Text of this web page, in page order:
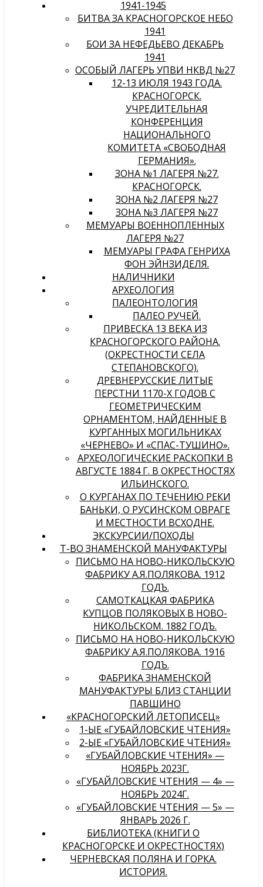
1941-1945
БИТВА ЗА КРАСНОГОРСКОЕ НЕБО
1941
БОИ ЗА НЕФЕДЬЕВО ДЕКАБРЬ
1941
ОСОБЫЙ ЛАГЕРЬ УПВИ НКВД №27
12-13 ИЮЛЯ 1943 ГОДА.
КРАСНОГОРСК.
УЧРЕДИТЕЛЬНАЯ
КОНФЕРЕНЦИЯ
НАЦИОНАЛЬНОГО
КОМИТЕТА «СВОБОДНАЯ
ГЕРМАНИЯ».
ЗОНА №1 ЛАГЕРЯ №27.
КРАСНОГОРСК.
ЗОНА №2 ЛАГЕРЯ №27
ЗОНА №3 ЛАГЕРЯ №27
МЕМУАРЫ ВОЕННОПЛЕННЫХ
ЛАГЕРЯ №27
МЕМУАРЫ ГРАФА ГЕНРИХА
ФОН ЭЙНЗИДЕЛЯ.
НАЛИЧНИКИ
АРХЕОЛОГИЯ
ПАЛЕОНТОЛОГИЯ
ПАЛЕО РУЧЕЙ.
ПРИВЕСКА 13 ВЕКА ИЗ
КРАСНОГОРСКОГО РАЙОНА.
(ОКРЕСТНОСТИ СЕЛА
СТЕПАНОВСКОГО).
ДРЕВНЕРУССКИЕ ЛИТЫЕ
ПЕРСТНИ 1170-Х ГОДОВ С
ГЕОМЕТРИЧЕСКИМ
ОРНАМЕНТОМ, НАЙДЕННЫЕ В
КУРГАННЫХ МОГИЛЬНИКАХ
«ЧЕРНЕВО» И «СПАС-ТУШИНО».
АРХЕОЛОГИЧЕСКИЕ РАСКОПКИ В
АВГУСТЕ 1884 Г. В ОКРЕСТНОСТЯХ
ИЛЬИНСКОГО.
О КУРГАНАХ ПО ТЕЧЕНИЮ РЕКИ
БАНЬКИ, О РУСИНСКОМ ОВРАГЕ
И МЕСТНОСТИ ВСХОДНЕ.
ЭКСКУРСИИ/ПОХОДЫ
Т-ВО ЗНАМЕНСКОЙ МАНУФАКТУРЫ
ПИСЬМО НА НОВО-НИКОЛЬСКУЮ
ФАБРИКУ А.Я.ПОЛЯКОВА. 1912
ГОДЪ.
САМОТКАЦКАЯ ФАБРИКА
КУПЦОВ ПОЛЯКОВЫХ В НОВО-
НИКОЛЬСКОМ. 1882 ГОДЪ.
ПИСЬМО НА НОВО-НИКОЛЬСКУЮ
ФАБРИКУ А.Я.ПОЛЯКОВА. 1916
ГОДЪ.
ФАБРИКА ЗНАМЕНСКОЙ
МАНУФАКТУРЫ БЛИЗ СТАНЦИИ
ПАВШИНО
«КРАСНОГОРСКИЙ ЛЕТОПИСЕЦ»
1-ЫЕ «ГУБАЙЛОВСКИЕ ЧТЕНИЯ»
2-ЫЕ «ГУБАЙЛОВСКИЕ ЧТЕНИЯ»
«ГУБАЙЛОВСКИЕ ЧТЕНИЯ» —
НОЯБРЬ 2023Г.
«ГУБАЙЛОВСКИЕ ЧТЕНИЯ — 4» —
НОЯБРЬ 2024Г.
«ГУБАЙЛОВСКИЕ ЧТЕНИЯ — 5» —
ЯНВАРЬ 2026 Г.
БИБЛИОТЕКА (КНИГИ О
КРАСНОГОРСКЕ И ОКРЕСТНОСТЯХ)
ЧЕРНЕВСКАЯ ПОЛЯНА И ГОРКА.
ИСТОРИЯ.